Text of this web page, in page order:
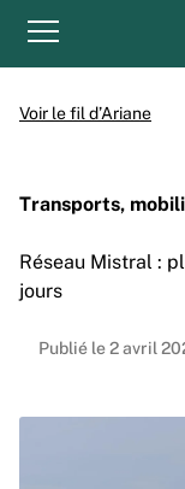
Menu principal
Voir le fil d’Ariane
Transports,
Réseau Mistral :
jours
Publié le 2 avril